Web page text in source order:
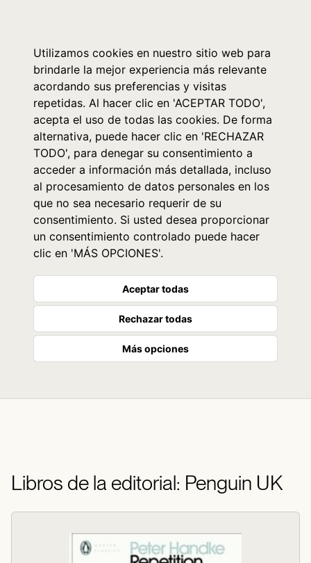
Utilizamos cookies en nuestro sitio web para
brindarle la mejor experiencia más relevante
acordando sus preferencias y visitas
repetidas. Al hacer clic en 'ACEPTAR TODO',
acepta el uso de todas las cookies. De forma
alternativa, puede hacer clic en 'RECHAZAR
TODO', para denegar su consentimiento a
acceder a información más detallada, incluso
al procesamiento de datos personales en los
que no sea necesario requerir de su
consentimiento. Si usted desea proporcionar
un consentimiento controlado puede hacer
clic en 'MÁS OPCIONES'.
Aceptar todas
Rechazar todas
Más opciones
Libros de la editorial: Penguin UK